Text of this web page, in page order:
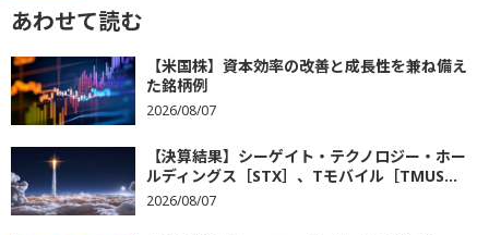
あわせて読む
【米国株】資本効率の改善と成長性を兼ね備え
た銘柄例
2026/08/07
【決算結果】シーゲイト・テクノロジー・ホー
ルディングス［STX］、Tモバイル［TMUS...
2026/08/07